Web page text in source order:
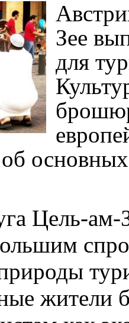
Зее
для
об
Цель-ам-
жители